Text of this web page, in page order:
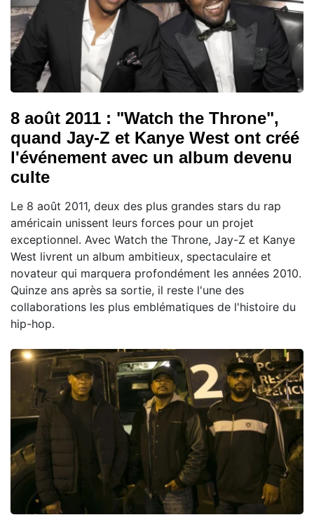
8 août 2011 : "Watch the Throne",
quand Jay-Z et Kanye West ont créé
l'événement avec un album devenu
culte
Le 8 août 2011, deux des plus grandes stars du rap
américain unissent leurs forces pour un projet
exceptionnel. Avec Watch the Throne, Jay-Z et Kanye
West livrent un album ambitieux, spectaculaire et
novateur qui marquera profondément les années 2010.
Quinze ans après sa sortie, il reste l'une des
collaborations les plus emblématiques de l'histoire du
hip-hop.